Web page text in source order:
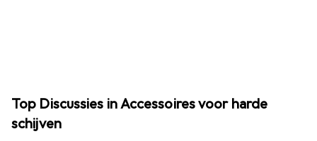
Top Discussies in Accessoires voor harde
schijven